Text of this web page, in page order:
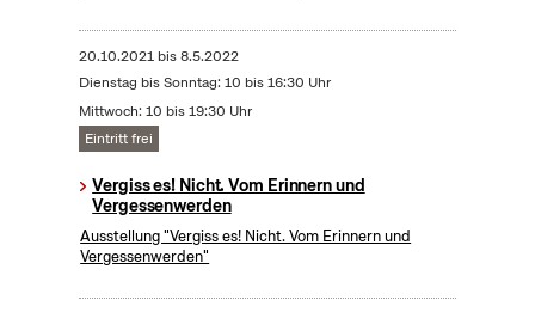
20.10.2021bis8.5.2022
Dienstag bis Sonntag: 10 bis 16:30 Uhr
Mittwoch: 10 bis 19:30 Uhr
Eintritt frei
Vergiss es! Nicht. Vom Erinnern und
Vergessenwerden
Ausstellung "Vergiss es! Nicht. Vom Erinnern und
Vergessenwerden"